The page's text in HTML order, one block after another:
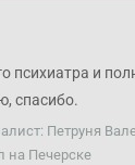
психиатра и
спасибо.
Петруня
на Печерске